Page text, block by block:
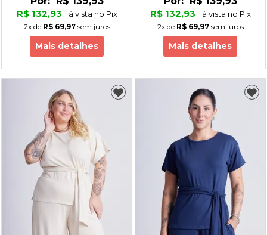
R$ 132,93
à vista no Pix
2xde R$ 69,97sem juros
Mais detalhes
R$ 132,93
à vista no Pix
2xde R$ 69,97sem juros
Mais detalhes